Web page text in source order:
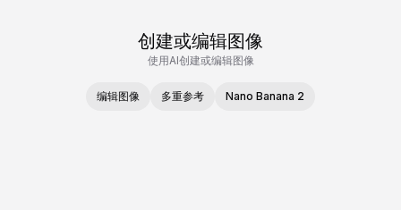
创建或编辑图像
使用AI创建或编辑图像
编辑图像 多重参考 Nano Banana 2